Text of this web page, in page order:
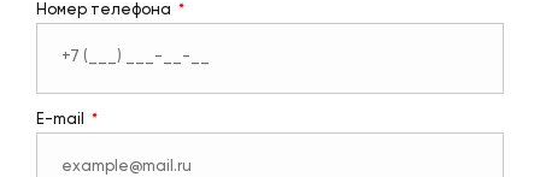
Номер телефона
E-mail